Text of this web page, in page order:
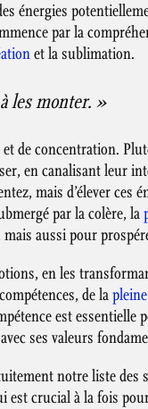
énergies
par la
et la sublimation.
les monter. »
et de concentration.
en canalisant leur
mais d’élever ces
par la colère, la
aussi pour
en les
de la
est essentielle
ses valeurs
notre liste des
est crucial à la fois